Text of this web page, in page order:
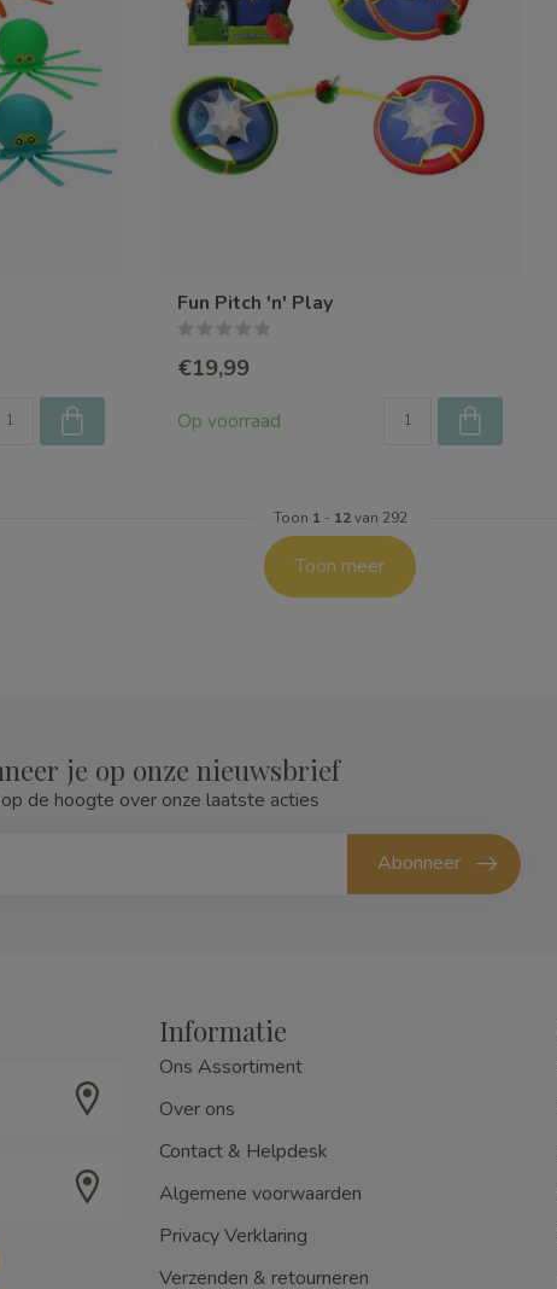
Fun Pitch 'n' Play
€19,99
Op voorraad
Toon 1 - 12van 292
Toon meer
je op onze nieuwsbrief
de hoogte over onze laatste acties
Abonneer
Informatie
Ons Assortiment
Over ons
Contact & Helpdesk
Algemene voorwaarden
Privacy Verklaring
Verzenden & retourneren